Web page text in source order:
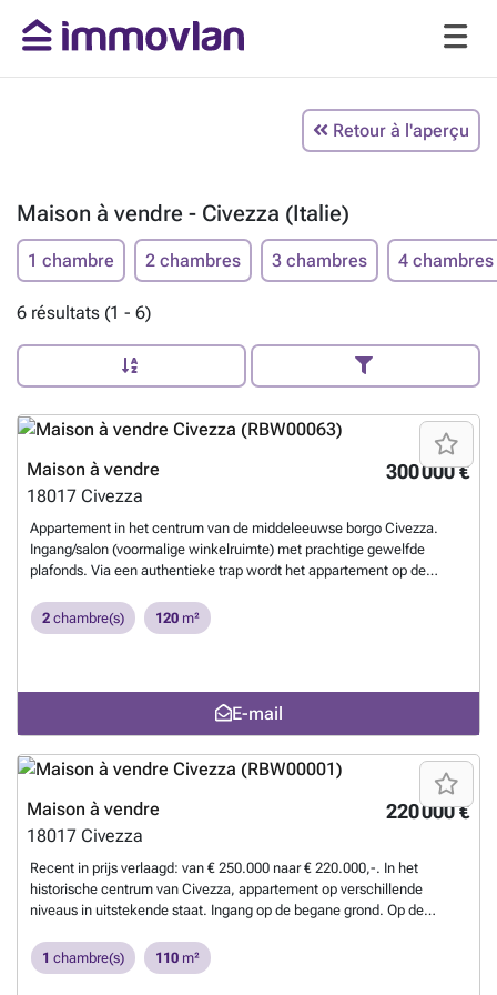
Retour à l'aperçu
Maison à vendre - Civezza (Italie)
1 chambre 2 chambres 3 chambres 4 chambres
6 résultats (1 - 6)
300 000 €
Maison à vendre
18017 Civezza
Appartement in het centrum van de middeleeuwse borgo Civezza.
Ingang/salon (voormalige winkelruimte) met prachtige gewelfde
plafonds. Via een authentieke trap wordt het appartement op de
badkamers, salon. Alle kamers zijn hoog en voorzien van gewelven.
Het appartement is van binnen geheel gerenoveerd. Er is een klein
2 chambre(s) 120 m²
E-mail
220 000 €
Maison à vendre
18017 Civezza
Recent in prijs verlaagd: van € 250.000 naar € 220.000,-. In het
historische centrum van Civezza, appartement op verschillende
niveaus in uitstekende staat. Ingang op de begane grond. Op de
keuken, een zeer grote slaapkamer met een relaxruimte, uitgang naar
het terras verbonden met de keuken, badkamer verdeeld in gedeelte
1 chambre(s) 110 m²